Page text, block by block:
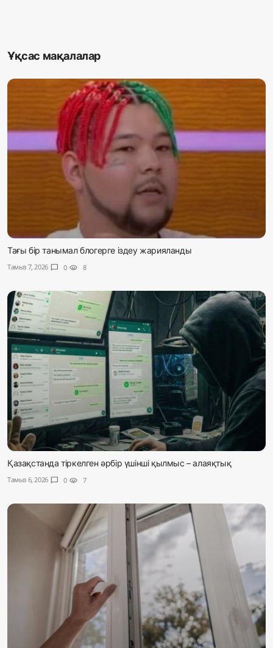
Ұқсас мақалалар
Тағы бір танымал блогерге іздеу жарияланды
Тамыз 7, 2026 chat_bubble 0 visibility 8
Қазақстанда тіркелген әрбір үшінші қылмыс – алаяқтық
Тамыз 6, 2026 chat_bubble 0 visibility 7